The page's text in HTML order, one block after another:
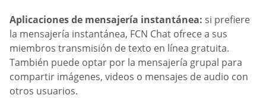
Aplicaciones de mensajería instantánea: si prefiere
la mensajería instantánea, FCN Chat ofrece a sus
miembros transmisión de texto en línea gratuita.
También puede optar por la mensajería grupal para
compartir imágenes, videos o mensajes de audio con
otros usuarios.